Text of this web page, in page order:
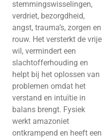
stemmingswisselingen,
verdriet, bezorgdheid,
angst, trauma’s, zorgen en
rouw. Het versterkt de vrije
wil, vermindert een
slachtofferhouding en
helpt bij het oplossen van
problemen omdat het
verstand en intuïtie in
balans brengt. Fysiek
werkt amazoniet
ontkrampend en heeft een